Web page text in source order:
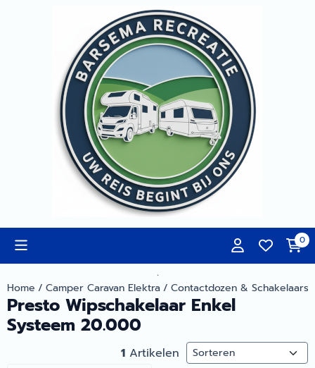
Cookievoorkeuren zijn momenteel gesloten.
0
.
Home / Camper Caravan Elektra/ Contactdozen & Schakelaars
Presto Wipschakelaar Enkel
Systeem 20.000
1 Artikelen Sorteermethode